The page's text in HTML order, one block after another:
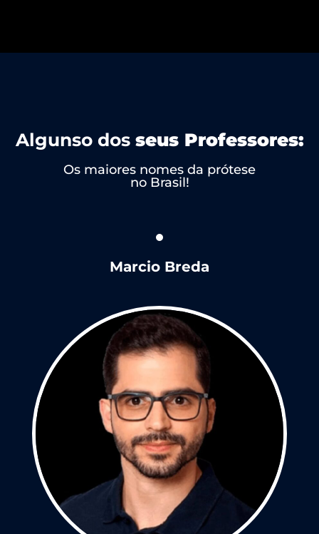
Algunso dos seus Professores:
Os maiores nomes da prótese
no Brasil!
Marcio Breda